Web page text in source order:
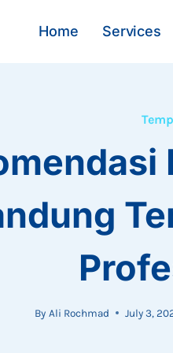
Home Services
By Ali Rochmad July 3,